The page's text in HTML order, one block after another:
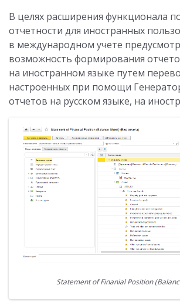
В целях расширения функционала
отчетности для иностранных
в международном учете
возможность формирования
на иностранном языке путем
настроенных при помощи
отчетов на русском языке, на
Statement of Finanial Position